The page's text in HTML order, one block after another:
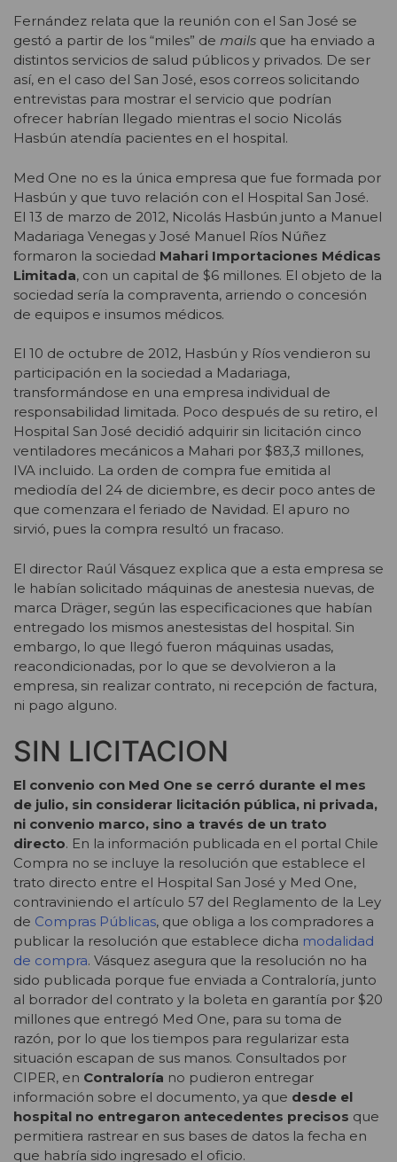
Fernández relata que la reunión con el San José se
gestó a partir de los “miles” de mails que ha enviado a
distintos servicios de salud públicos y privados. De ser
así, en el caso del San José, esos correos solicitando
entrevistas para mostrar el servicio que podrían
ofrecer habrían llegado mientras el socio Nicolás
Hasbún atendía pacientes en el hospital.
Med One no es la única empresa que fue formada por
Hasbún y que tuvo relación con el Hospital San José.
El 13 de marzo de 2012, Nicolás Hasbún junto a Manuel
Madariaga Venegas y José Manuel Ríos Núñez
formaron la sociedad Mahari Importaciones Médicas
Limitada, con un capital de $6 millones. El objeto de la
sociedad sería la compraventa, arriendo o concesión
de equipos e insumos médicos.
El 10 de octubre de 2012, Hasbún y Ríos vendieron su
participación en la sociedad a Madariaga,
transformándose en una empresa individual de
responsabilidad limitada. Poco después de su retiro, el
Hospital San José decidió adquirir sin licitación cinco
ventiladores mecánicos a Mahari por $83,3 millones,
IVA incluido. La orden de compra fue emitida al
mediodía del 24 de diciembre, es decir poco antes de
que comenzara el feriado de Navidad. El apuro no
sirvió, pues la compra resultó un fracaso.
El director Raúl Vásquez explica que a esta empresa se
le habían solicitado máquinas de anestesia nuevas, de
marca Dräger, según las especificaciones que habían
entregado los mismos anestesistas del hospital. Sin
embargo, lo que llegó fueron máquinas usadas,
reacondicionadas, por lo que se devolvieron a la
empresa, sin realizar contrato, ni recepción de factura,
ni pago alguno.
SIN LICITACION
El convenio con Med One se cerró durante el mes
de julio, sin considerar licitación pública, ni privada,
ni convenio marco, sino a través de un trato
directo. En la información publicada en el portal Chile
Compra no se incluye la resolución que establece el
trato directo entre el Hospital San José y Med One,
contraviniendo el artículo 57 del Reglamento de la Ley
de Compras Públicas, que obliga a los compradores a
publicar la resolución que establece dicha modalidad
de compra. Vásquez asegura que la resolución no ha
sido publicada porque fue enviada a Contraloría, junto
al borrador del contrato y la boleta en garantía por $20
millones que entregó Med One, para su toma de
razón, por lo que los tiempos para regularizar esta
situación escapan de sus manos. Consultados por
CIPER, en Contraloría no pudieron entregar
información sobre el documento, ya que desde el
hospital no entregaron antecedentes precisos que
permitiera rastrear en sus bases de datos la fecha en
que habría sido ingresado el oficio.